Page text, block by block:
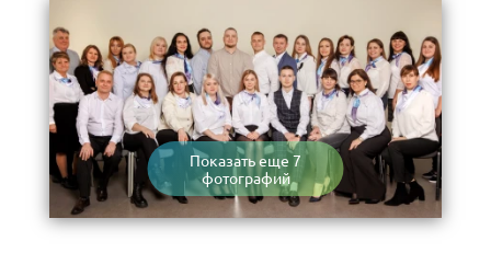
Показать еще 7
фотографий